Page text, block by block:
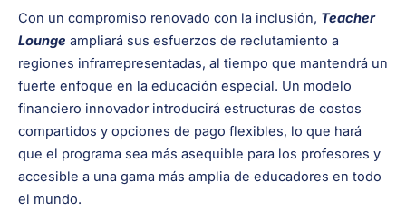
Con un compromiso renovado con la inclusión, Teacher
Lounge ampliará sus esfuerzos de reclutamiento a
regiones infrarrepresentadas, al tiempo que mantendrá un
fuerte enfoque en la educación especial. Un modelo
financiero innovador introducirá estructuras de costos
compartidos y opciones de pago flexibles, lo que hará
que el programa sea más asequible para los profesores y
accesible a una gama más amplia de educadores en todo
el mundo.